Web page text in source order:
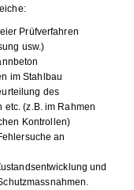
Prüfverfahren
usw.)
im Stahlbau
des
etc. (z.B. im Rahmen
Kontrollen)
an
und